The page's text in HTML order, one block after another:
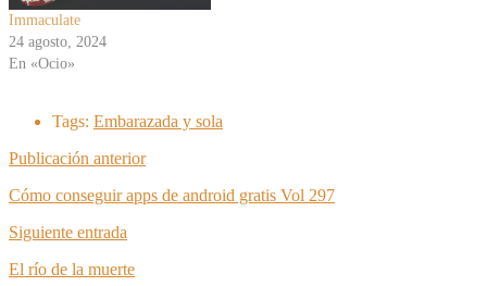
Immaculate
24 agosto, 2024
En «Ocio»
Tags: Embarazada y sola
Publicación anterior
Cómo conseguir apps de android gratis Vol 297
Siguiente entrada
El río de la muerte